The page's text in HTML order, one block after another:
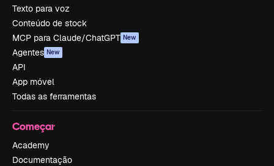
Texto para voz
Conteúdo de stock
MCP para Claude/ChatGPT New
Agentes New
API
App móvel
Todas as ferramentas
Começar
Academy
Documentação